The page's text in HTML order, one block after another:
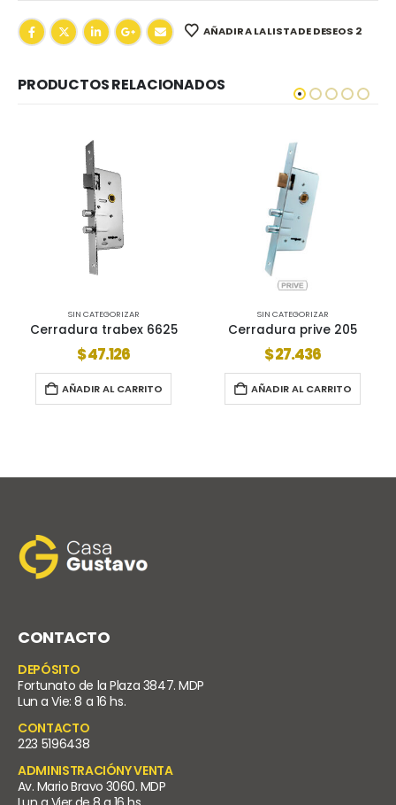
AÑADIR A LA LISTA DE DESEOS 2
PRODUCTOS RELACIONADOS
SIN CATEGORIZAR
Cerradura prive 205
$27.436
AÑADIR AL CARRITO
SIN CATEGORIZAR
Cerradura prive 104
$29.200
AÑADIR AL CARRITO
CONTACTO
DEPÓSITO
Fortunato de la Plaza 3847. MDP
Lun a Vie: 8 a 16 hs.
CONTACTO
223 5196438
ADMINISTRACIÓNY VENTA
Av. Mario Bravo 3060. MDP